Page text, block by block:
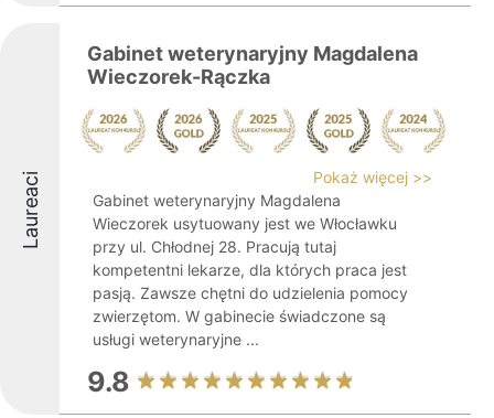
Laureaci
Gabinet weterynaryjny Magdalena
Wieczorek-Rączka
Pokaż więcej >>
Gabinet weterynaryjny Magdalena
Wieczorek usytuowany jest we Włocławku
przy ul. Chłodnej 28. Pracują tutaj
kompetentni lekarze, dla których praca jest
pasją. Zawsze chętni do udzielenia pomocy
zwierzętom. W gabinecie świadczone są
usługi weterynaryjne ...
9.8